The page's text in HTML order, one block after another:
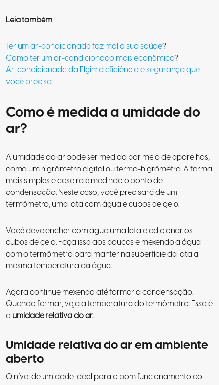
Leia também:
Ter um ar-condicionado faz mal à sua saúde?
Como ter um ar-condicionado mais econômico?
Ar-condicionado da Elgin: a eficiência e segurança que
você precisa
Como é medida a umidade do
ar?
A umidade do ar pode ser medida por meio de aparelhos,
como um higrômetro digital ou termo-higrômetro. A forma
mais simples e caseira é medindo o ponto de
condensação. Neste caso, você precisará de um
termômetro, uma lata com água e cubos de gelo.
Você deve encher com água uma lata e adicionar os
cubos de gelo. Faça isso aos poucos e mexendo a água
com o termômetro para manter na superfície da lata a
mesma temperatura da água.
Agora continue mexendo até formar a condensação.
Quando formar, veja a temperatura do termômetro. Essa é
a umidade relativa do ar.
Umidade relativa do ar em ambiente
aberto
O nível de umidade ideal para o bom funcionamento do